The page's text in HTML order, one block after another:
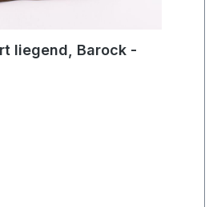
liegend, Barock -